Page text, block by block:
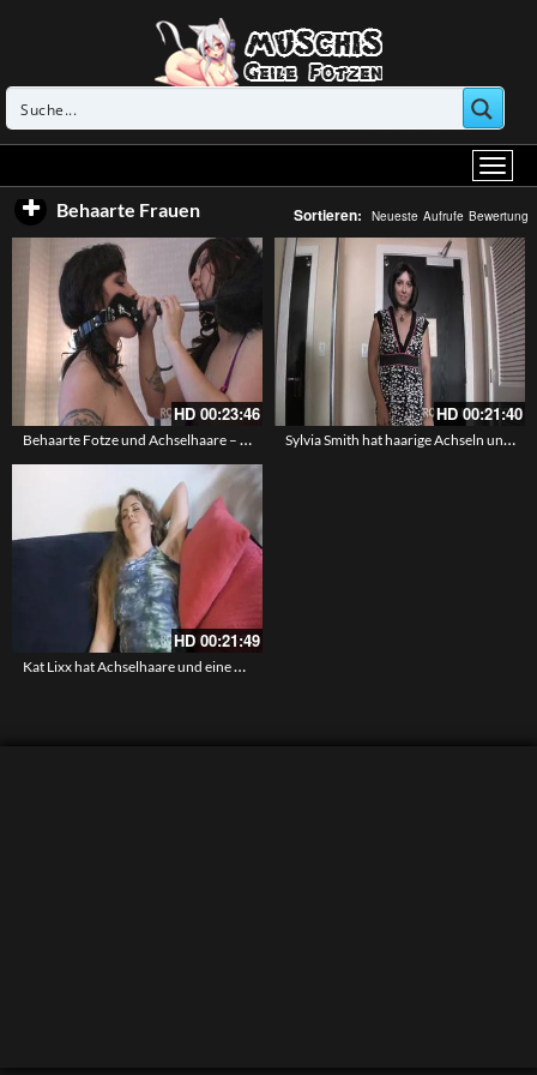
Behaarte Frauen Sortieren: Neueste Aufrufe Bewertung
HD 00:23:46
Behaarte Fotze und Achselhaare – Eva und Skavin Stacy
HD00:21:40
Sylvia Smith hat haarige Achseln und Schamhaare um die Muschi herum
HD 00:21:49
Kat Lixx hat Achselhaare und eine Muschi die noch nie rasiert wurde